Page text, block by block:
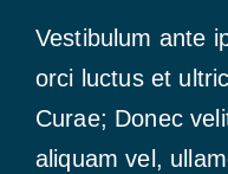
Vestibulum ante
orci luctus et
Curae; Donec
aliquam vel,